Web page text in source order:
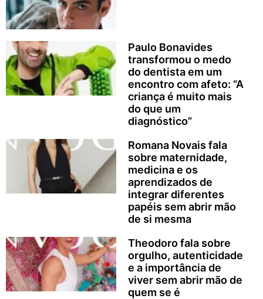
Paulo Bonavides
transformou o medo
do dentista em um
encontro com afeto: “A
criança é muito mais
do que um
diagnóstico”
Romana Novais fala
sobre maternidade,
medicina e os
aprendizados de
integrar diferentes
papéis sem abrir mão
de si mesma
Theodoro fala sobre
orgulho, autenticidade
e a importância de
viver sem abrir mão de
quem se é